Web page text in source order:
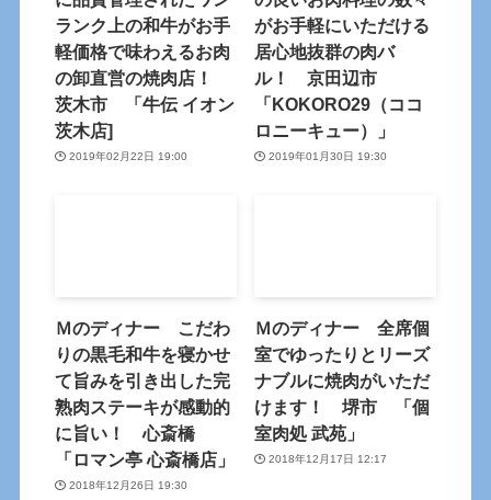
ランク上の和牛がお手
軽価格で味わえるお肉
の卸直営の焼肉店！
茨木市 「牛伝 イオン
茨木店]
2019年02月22日 19:00
がお手軽にいただける
居心地抜群の肉バ
ル！ 京田辺市
「KOKORO29（ココ
ロニーキュー）」
2019年01月30日 19:30
Ｍのディナー こだわ
りの黒毛和牛を寝かせ
て旨みを引き出した完
熟肉ステーキが感動的
に旨い！ 心斎橋
「ロマン亭 心斎橋店」
2018年12月26日 19:30
Ｍのディナー 全席個
室でゆったりとリーズ
ナブルに焼肉がいただ
けます！ 堺市 「個
室肉処 武苑」
2018年12月17日 12:17